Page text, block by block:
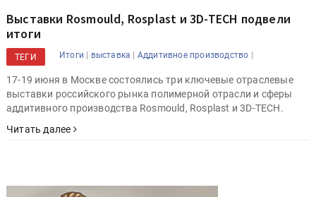
Выставки Rosmould, Rosplast и 3D-TECH подвели
итоги
ТЕГИ Итоги | выставка | Аддитивное производство |
17-19 июня в Москве состоялись три ключевые отраслевые
выставки российского рынка полимерной отрасли и сферы
аддитивного производства Rosmould, Rosplast и 3D-TECH.
Читать далее